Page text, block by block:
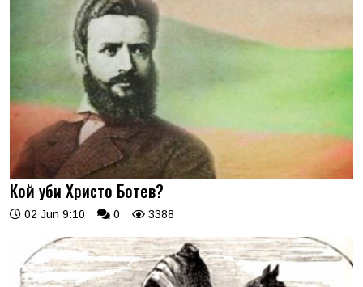
Кой уби Христо Ботев?
02 Jun 9:10 0 3388